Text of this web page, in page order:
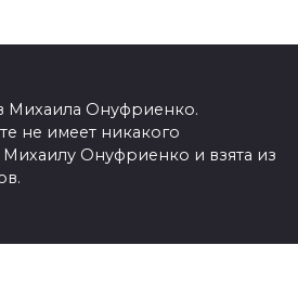
Михаила Онуфриенко.
не имеет никакого
Онуфриенко и взята из